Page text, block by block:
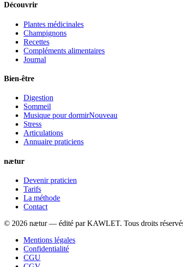
Découvrir
Plantes médicinales
Champignons
Recettes
Compléments alimentaires
Journal
Bien-être
Digestion
Sommeil
Musique pour dormirNouveau
Stress
Articulations
Annuaire praticiens
nætur
Devenir praticien
Tarifs
La méthode
Contact
© 2026 nætur — édité par KAWLET. Tous droits
Mentions légales
Confidentialité
CGU